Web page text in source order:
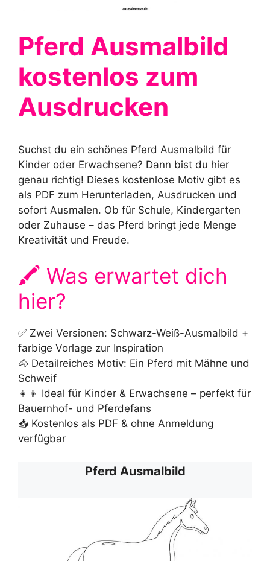
Pferd Ausmalbild
kostenlos zum
Ausdrucken
Suchst du ein schönes Pferd Ausmalbild für
Kinder oder Erwachsene? Dann bist du hier
genau richtig! Dieses kostenlose Motiv gibt es
als PDF zum Herunterladen, Ausdrucken und
sofort Ausmalen. Ob für Schule, Kindergarten
oder Zuhause – das Pferd bringt jede Menge
Kreativität und Freude.
🖍️ Was erwartet dich
hier?
✅ Zwei Versionen: Schwarz-Weiß-Ausmalbild +
farbige Vorlage zur Inspiration
🐴 Detailreiches Motiv: Ein Pferd mit Mähne und
Schweif
👧👦 Ideal für Kinder & Erwachsene – perfekt für
Bauernhof- und Pferdefans
📥 Kostenlos als PDF & ohne Anmeldung
verfügbar
Pferd Ausmalbild